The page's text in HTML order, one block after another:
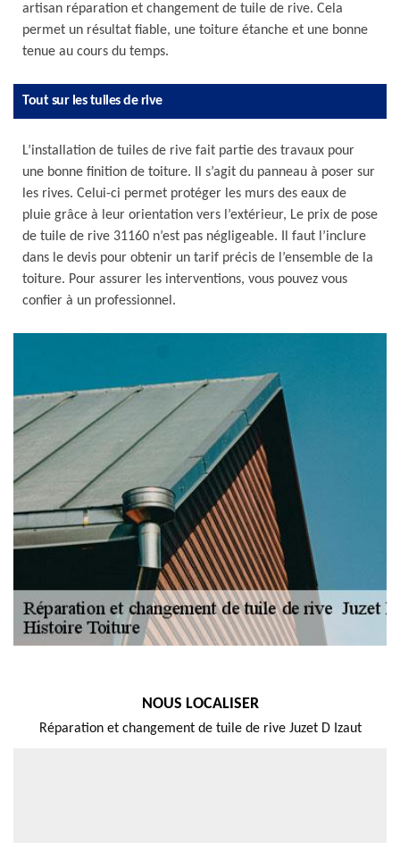
artisan réparation et changement de tuile de rive. Cela
permet un résultat fiable, une toiture étanche et une bonne
tenue au cours du temps.
Tout sur les tuiles de rive
L’installation de tuiles de rive fait partie des travaux pour
une bonne finition de toiture. Il s’agit du panneau à poser sur
les rives. Celui-ci permet protéger les murs des eaux de
pluie grâce à leur orientation vers l’extérieur, Le prix de pose
de tuile de rive 31160 n’est pas négligeable. Il faut l’inclure
dans le devis pour obtenir un tarif précis de l’ensemble de la
toiture. Pour assurer les interventions, vous pouvez vous
confier à un professionnel.
NOUS LOCALISER
Réparation et changement de tuile de rive Juzet D Izaut